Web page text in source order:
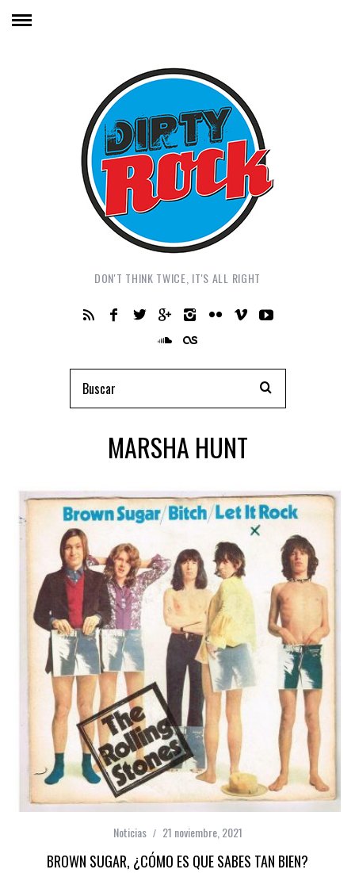
DON'T THINK TWICE, IT'S ALL RIGHT
MARSHA HUNT
Noticias 21 noviembre, 2021
BROWN SUGAR, ¿CÓMO ES QUE SABES TAN BIEN?